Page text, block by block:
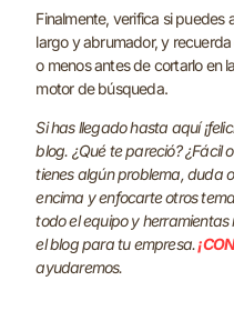
Finalmente, verifica si puedes
largo y abrumador, y
o menos antes de cortarlo en
motor de búsqueda.
Si has llegado hasta aquí
blog. ¿Qué te pareció? ¿Fácil
tienes algún problema, duda
encima y enfocarte otros
todo el equipo y
el blog para tu empresa.
ayudaremos.